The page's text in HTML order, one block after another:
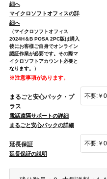
細へ
マイクロソフトオフィスの詳
細へ
（マイクロソフトオフィス
2024H＆B POSA 2PC版は購入
後にお客様ご自身でオンライン
認証作業が必要です。その際マ
イクロソフトアカウント必要と
なります。）
※注意事項があります。
まるごと安心パック・プ
ラス
電話遠隔サポートの詳細
まるごと安心パックの詳細
延長保証
延長保証の説明